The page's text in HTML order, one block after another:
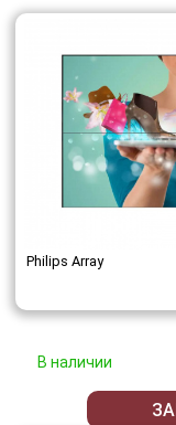
Philips Array
В наличии